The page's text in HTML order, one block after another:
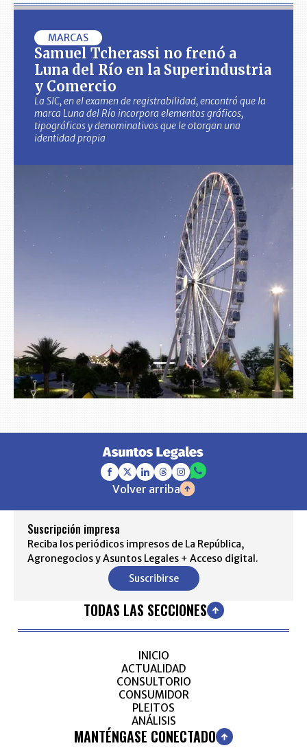
MARCAS
Samuel Tcherassi no frenó a
Luna del Río en la Superindustria
y Comercio
La SIC, en el examen de registrabilidad, encontró que la
marca Luna del Río incorpora elementos gráficos,
tipográficos y denominativos que le otorgan una
identidad propia
Volver arriba
Suscripción impresa
Reciba los periódicos impresos de La República,
Agronegocios y Asuntos Legales + Acceso digital.
Suscribirse
TODAS LAS SECCIONES
INICIO
ACTUALIDAD
CONSULTORIO
CONSUMIDOR
PLEITOS
ANÁLISIS
MANTÉNGASE CONECTADO